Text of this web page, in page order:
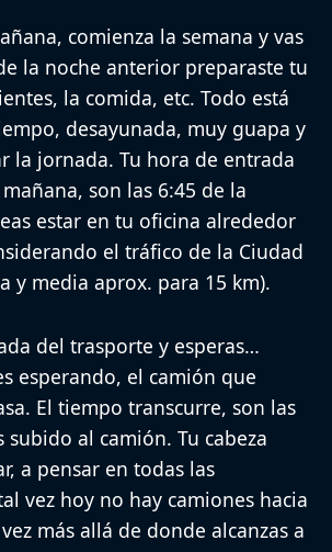
comienza la semana y vas
la noche anterior preparaste tu
la comida, etc. Todo está
desayunada, muy guapa y
la jornada. Tu hora de entrada
son las 6:45 de la
estar en tu oficina alrededor
el tráfico de la Ciudad
y media aprox. para 15 km).
del trasporte y esperas…
esperando, el camión que
El tiempo transcurre, son las
subido al camión. Tu cabeza
a pensar en todas las
vez hoy no hay camiones hacia
más allá de donde alcanzas a